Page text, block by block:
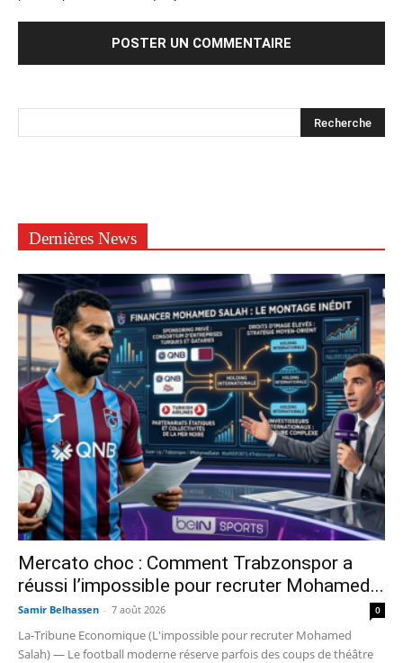
Dernières News
Mercato choc : Comment Trabzonspor a
réussi l’impossible pour recruter Mohamed...
Samir Belhassen - 7 août 2026 0
La-Tribune Economique (L'impossible pour recruter Mohamed
Salah) — Le football moderne réserve parfois des coups de théâtre